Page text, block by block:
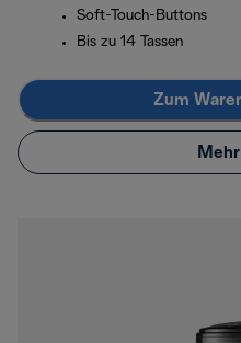
Soft-Touch-Buttons
Bis zu 14 Tassen
Zum